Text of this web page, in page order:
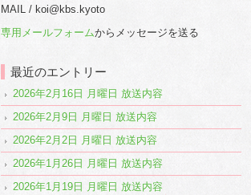
MAIL / koi@kbs.kyoto
専用メールフォームからメッセージを送る
最近のエントリー
2026年2月16日 月曜日 放送内容
2026年2月9日 月曜日 放送内容
2026年2月2日 月曜日 放送内容
2026年1月26日 月曜日 放送内容
2026年1月19日 月曜日 放送内容